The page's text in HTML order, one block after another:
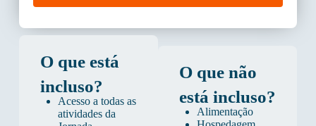
O que está
incluso?
Acesso a todas as
atividades da
O que não
está incluso?
Alimentação